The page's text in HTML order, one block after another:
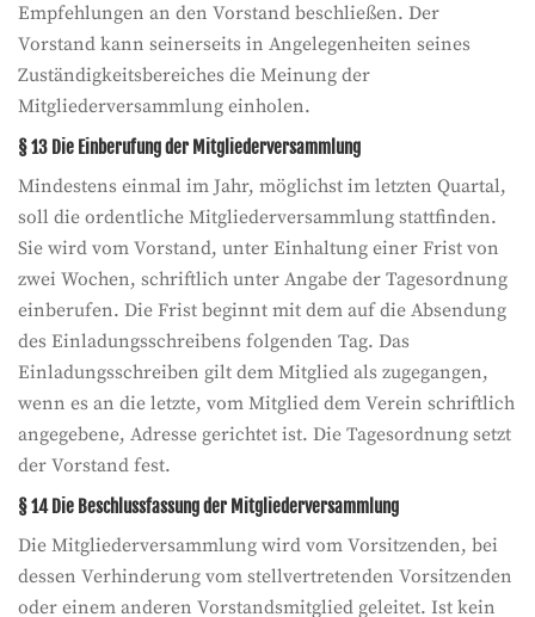
Empfehlungen an den Vorstand beschließen. Der
Vorstand kann seinerseits in Angelegenheiten seines
Zuständigkeitsbereiches die Meinung der
Mitgliederversammlung einholen.
§ 13 Die Einberufung der Mitgliederversammlung
Mindestens einmal im Jahr, möglichst im letzten Quartal,
soll die ordentliche Mitgliederversammlung stattfinden.
Sie wird vom Vorstand, unter Einhaltung einer Frist von
zwei Wochen, schriftlich unter Angabe der Tagesordnung
einberufen. Die Frist beginnt mit dem auf die Absendung
des Einladungsschreibens folgenden Tag. Das
Einladungsschreiben gilt dem Mitglied als zugegangen,
wenn es an die letzte, vom Mitglied dem Verein schriftlich
angegebene, Adresse gerichtet ist. Die Tagesordnung setzt
der Vorstand fest.
§ 14 Die Beschlussfassung der Mitgliederversammlung
Die Mitgliederversammlung wird vom Vorsitzenden, bei
dessen Verhinderung vom stellvertretenden Vorsitzenden
oder einem anderen Vorstandsmitglied geleitet. Ist kein